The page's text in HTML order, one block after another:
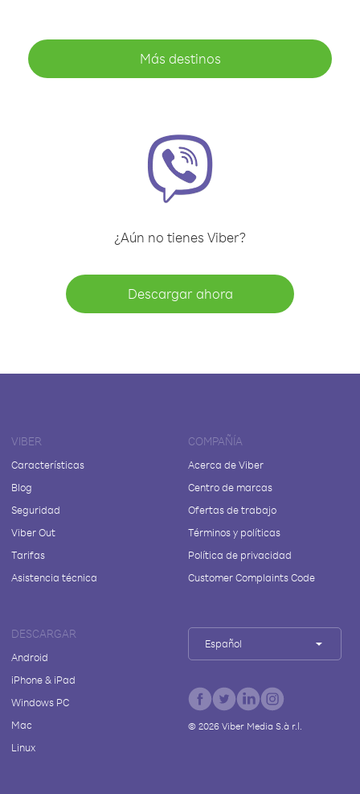
Más destinos
¿Aún no tienes Viber?
Descargar ahora
VIBER
Características
Blog
Seguridad
Viber Out
Tarifas
Asistencia técnica
COMPAÑÍA
Acerca de Viber
Centro de marcas
Ofertas de trabajo
Términos y políticas
Política de privacidad
Customer Complaints Code
DESCARGAR
Android
iPhone & iPad
Windows PC
Mac
Linux
Español
© 2026Viber Media S.à r.l.